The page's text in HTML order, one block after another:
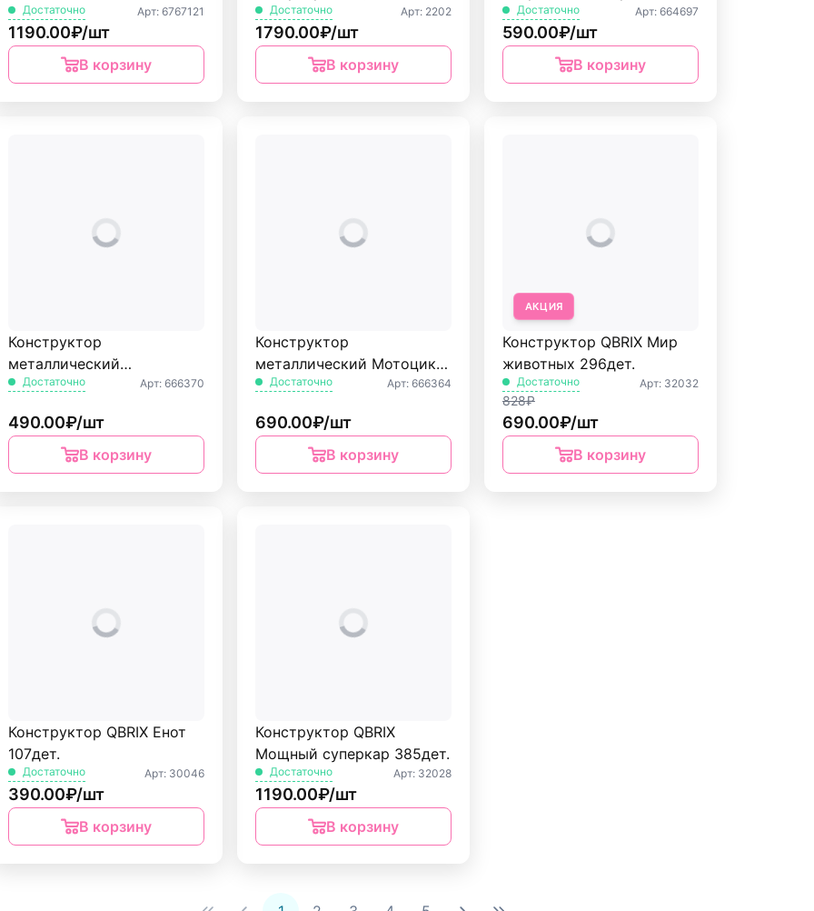
Достаточно Арт: 6767121
1190.00₽/шт
В корзину
на лугу MiniHouse
Достаточно Арт: 2202
1790.00₽/шт
В корзину
бусин POP-BEADS
BRAUBERG KIDS
Достаточно Арт: 664697
590.00₽/шт
В корзину
Конструктор
металлический
Строительная техника 5в1
Достаточно Арт: 666370
490.00₽/шт
В корзину
Конструктор
металлический Мотоцикл
162 дет. BAMBOX
Достаточно Арт: 666364
690.00₽/шт
В корзину
АКЦИЯ
Конструктор QBRIX Мир
животных 296дет.
Достаточно Арт: 32032
828₽
690.00₽/шт
В корзину
Конструктор QBRIX Енот
107дет.
Достаточно Арт: 30046
390.00₽/шт
В корзину
Конструктор QBRIX
Мощный суперкар 385дет.
Достаточно Арт: 32028
1190.00₽/шт
В корзину